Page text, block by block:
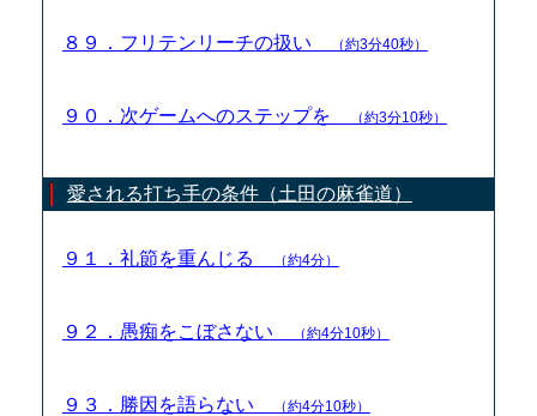
８９．フリテンリーチの扱い （約3分40秒）
９０．次ゲームへのステップを （約3分10秒）
愛される打ち手の条件（土田の麻雀道）
９１．礼節を重んじる （約4分）
９２．愚痴をこぼさない （約4分10秒）
９３．勝因を語らない （約4分10秒）